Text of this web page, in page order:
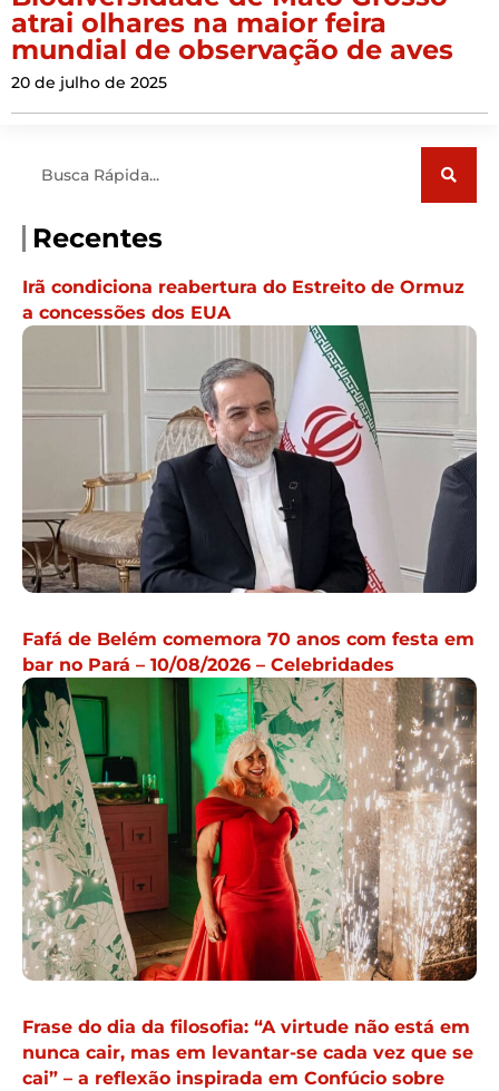
atrai olhares na maior feira
mundial de observação de aves
20 de julho de 2025
Recentes
Irã condiciona reabertura do Estreito de Ormuz
a concessões dos EUA
Fafá de Belém comemora 70 anos com festa em
bar no Pará – 10/08/2026 – Celebridades
Frase do dia da filosofia: “A virtude não está em
nunca cair, mas em levantar-se cada vez que se
cai” – a reflexão inspirada em Confúcio sobre